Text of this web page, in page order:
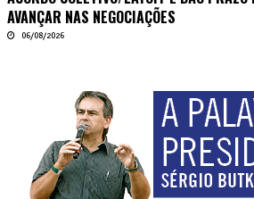
AVANÇAR NAS NEGOCIAÇÕES
06/08/2026